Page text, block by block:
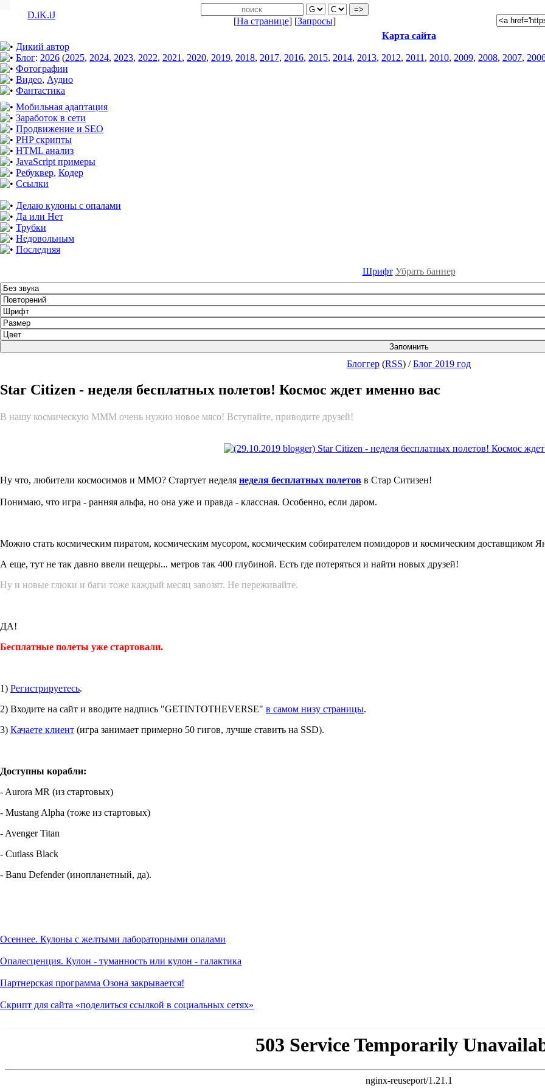
D.iK.iJ
[На странице] [Запросы]
Карта сайта
Дикий автор
Блог: 2026 (2025, 2024, 2023, 2022, 2021 , 2020, 2019, 2018, 2017, 2016, 2015, 2014, 2013, 2012, 2011 , 2010, 2009, 2008, 2007,
Фотографии
Видео, Аудио
Фантастика
Мобильная адаптация
Заработок в сети
Продвижение и SEO
PHP скрипты
HTML анализ
JavaScript примеры
Ребуквер, Кодер
Ссылки
Делаю кулоны с опалами
Да или Нет
Трубки
Недовольным
Последняя
Шрифт Убрать баннер
Блоггер (RSS) /Блог 2019 год
Star Citizen - неделя бесплатных полетов! Космос ждет именно вас
В нашу космическую МММ очень нужно новое мясо! Вступайте, приводите друзей!
Ну что, любители космосимов и MMO? Стартует неделя неделя бесплатных полетов в Стар Ситизен!
Понимаю, что игра - ранняя альфа, но она уже и правда - классная. Особенно, если даром.
Можно стать космическим пиратом, космическим мусором, космическим собирателем помидоров и космическим доставщиком
А еще, тут не так давно ввели пещеры... метров так 400 глубиной. Есть где потеряться и найти новых друзей!
Ну и новые глюки и баги тоже каждый месяц завозят. Не переживайте.
ДА!
Бесплатные полеты уже стартовали.
1) Регистрируетесь.
2) Входите на сайт и вводите надпись "GETINTOTHEVERSE" в самом низу страницы.
3) Качаете клиент (игра занимает примерно 50 гигов, лучше ставить на SSD).
Доступны корабли:
- Aurora MR (из стартовых)
- Mustang Alpha (тоже из стартовых)
- Avenger Titan
- Cutlass Black
- Banu Defender (инопланетный, да).
Осеннее. Кулоны с желтыми лабораторными опалами
Опалесценция. Кулон - туманность или кулон - галактика
Партнерская программа Озона закрывается!
Скрипт для сайта «поделиться ссылкой в социальных сетях»